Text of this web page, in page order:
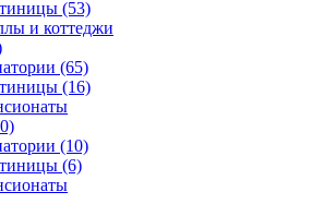
(53)
и коттеджи
(65)
(16)
(10)
(6)